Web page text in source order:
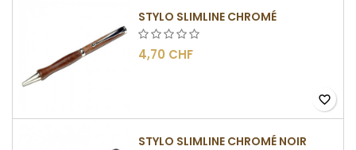
STYLO SLIMLINE CHROMÉ
4,70 CHF
favorite_border
STYLO SLIMLINE CHROMÉ NOIR